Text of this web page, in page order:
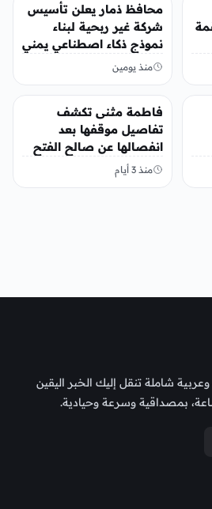
منوعات
محافظ ذمار يعلن تأسيس
شركة غير ربحية لبناء
نموذج ذكاء اصطناعي يمني
منذ يومين
منوعات
فاطمة مثنى تكشف
تفاصيل موقفها بعد
انفصالها عن صالح الفتح
منذ 3 أيام
وعربية شاملة تنقل إليك الخبر اليقين
بمصداقية وسرعة وحيادية.